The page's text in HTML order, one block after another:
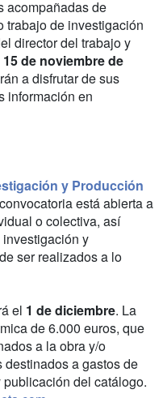
acompañadas de
trabajo de investigación
director del trabajo y
15 de noviembre de
a disfrutar de sus
información en
y Producción
está abierta a
o colectiva, así
y
ser realizados a lo
el 1 de diciembre. La
de 6.000 euros, que
a la obra y/o
a gastos de
del catálogo.